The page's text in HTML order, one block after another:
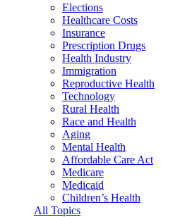
Elections
Healthcare Costs
Insurance
Prescription Drugs
Health Industry
Immigration
Reproductive Health
Technology
Rural Health
Race and Health
Aging
Mental Health
Affordable Care Act
Medicare
Medicaid
Children’s Health
All Topics